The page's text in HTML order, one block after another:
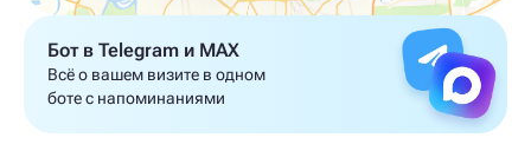
Бот в Telegram и MAX
Всё о вашем визите в одном
боте с напоминаниями